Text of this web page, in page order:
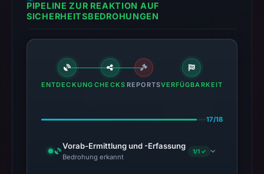
PIPELINE ZUR REAKTION AUF
SICHERHEITSBEDROHUNGEN
ENTDECKUNG CHECKS REPORTSVERFÜGBARKEIT
17/18
Vorab-Ermittlung und -Erfassung
Bedrohung erkannt
1/1 ✓